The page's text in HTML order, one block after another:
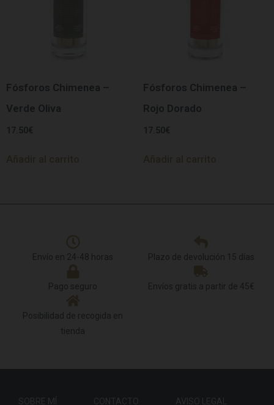
Fósforos Chimenea –
Verde Oliva
17.50€
Fósforos Chimenea –
Rojo Dorado
17.50€
Envío en 24-48 horas Plazo de devolución 15 días
Pago seguro Envíos gratis a partir de 45€
Posibilidad de recogida en
tienda
SOBRE MÍ CONTACTO AVISO LEGAL